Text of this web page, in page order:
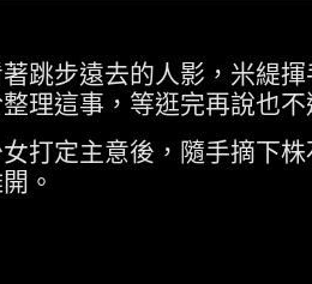
跳步遠去的人影，米緹
理這事，等逛完再說也不
女打定主意後，隨手摘下
。